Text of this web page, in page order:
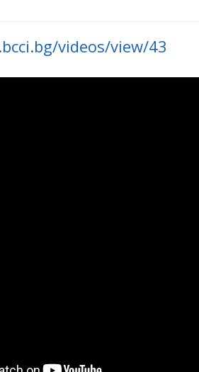
videos/view/43